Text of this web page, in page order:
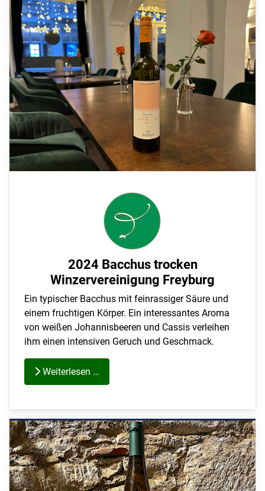
2024 Bacchus trocken
Winzervereinigung Freyburg
Ein typischer Bacchus mit feinrassiger Säure und
einem fruchtigen Körper. Ein interessantes Aroma
von weißen Johannisbeeren und Cassis verleihen
ihm einen intensiven Geruch und Geschmack.
Weiterlesen …